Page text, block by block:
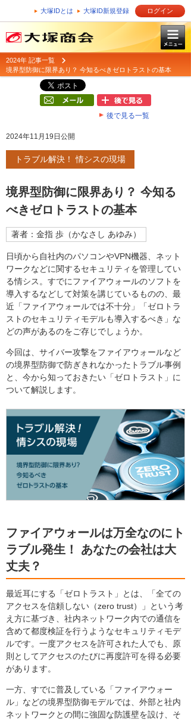
大塚IDとは 大塚ID新規登録 ログイン
2024年 記事一覧
境界型防御に限界あり？ 今知るべきゼロトラストの基本
後で見る一覧
2024年11月19日公開
トラブル解決！ 情シスの現場
境界型防御に限界あり？ 今知る
べきゼロトラストの基本
著者：金指 歩（かなさし あゆみ）
日頃から自社内のパソコンやVPN機器、ネット
ワークなどに関するセキュリティを管理してい
る情シス。すでにファイアウォールのソフトを
導入するなどして対策を講じているものの、最
近「ファイアウォールでは不十分」「ゼロトラ
ストのセキュリティモデルも導入するべき」な
どの声があるのをご存じでしょうか。
今回は、サイバー攻撃をファイアウォールなど
の境界型防御で防ぎきれなかったトラブル事例
と、今から知っておきたい「ゼロトラスト」に
ついて解説します。
ファイアウォールは万全なのにト
ラブル発生！ あなたの会社は大
丈夫？
最近耳にする「ゼロトラスト」とは、「全ての
アクセスを信頼しない（zero trust）」という考
え方に基づき、社内ネットワーク内での通信を
含めて都度検証を行うようなセキュリティモデ
ルです。一度アクセスを許可された人でも、原
則としてアクセスのたびに再度許可を得る必要
があります。
一方、すでに普及している「ファイアウォー
ル」などの境界型防御モデルでは、外部と社内
ネットワークとの間に強固な防護壁を設け、そ